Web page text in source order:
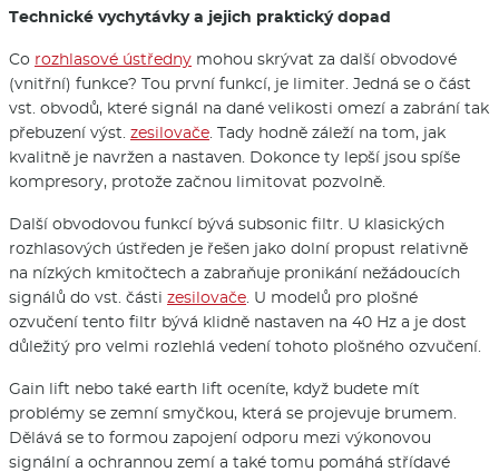
Technické vychytávky a jejich praktický dopad
Co rozhlasové ústředny mohou skrývat za další obvodové
(vnitřní) funkce? Tou první funkcí, je limiter. Jedná se o část
vst. obvodů, které signál na dané velikosti omezí a zabrání tak
přebuzení výst. zesilovače. Tady hodně záleží na tom, jak
kvalitně je navržen a nastaven. Dokonce ty lepší jsou spíše
kompresory, protože začnou limitovat pozvolně.
Další obvodovou funkcí bývá subsonic filtr. U klasických
rozhlasových ústředen je řešen jako dolní propust relativně
na nízkých kmitočtech a zabraňuje pronikání nežádoucích
signálů do vst. části zesilovače. U modelů pro plošné
ozvučení tento filtr bývá klidně nastaven na 40 Hz a je dost
důležitý pro velmi rozlehlá vedení tohoto plošného ozvučení.
Gain lift nebo také earth lift oceníte, když budete mít
problémy se zemní smyčkou, která se projevuje brumem.
Dělává se to formou zapojení odporu mezi výkonovou
signální a ochrannou zemí a také tomu pomáhá střídavé